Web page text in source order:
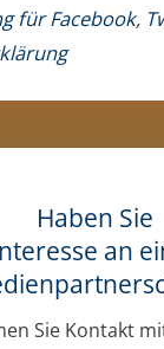
für Face­book,
Haben Sie
an
Sie Kontakt